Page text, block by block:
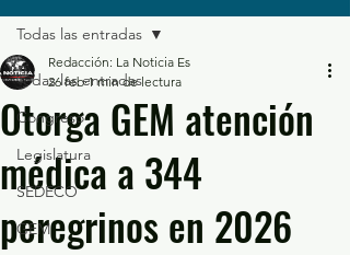
Todas las entradas
Congreso
Legislatura
SEDECO
GEM
Todas las entradas
Otorga GEM atención
médica a 344
peregrinos en 2026
Redacción: La Noticia Es
26 feb 1 min de lectura